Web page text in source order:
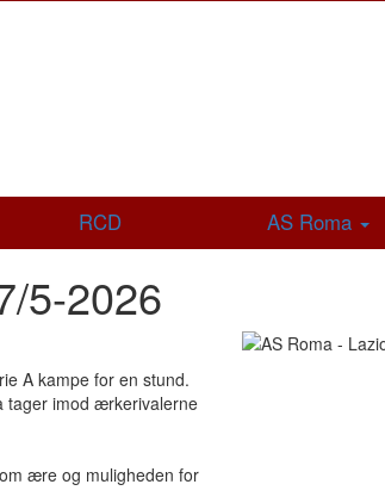
RCD AS Roma
5-2026
A kampe for en stund.
tager imod ærkerivalerne
ære og muligheden for